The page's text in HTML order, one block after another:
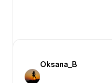
Oksana_B